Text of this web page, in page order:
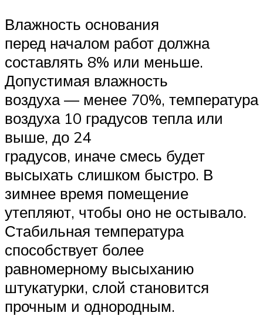
Влажность основания
перед началом работ должна
составлять 8% или меньше.
Допустимая влажность
воздуха — менее 70%, температура
воздуха 10 градусов тепла или
выше, до 24
градусов, иначе смесь будет
высыхать слишком быстро. В
зимнее время помещение
утепляют, чтобы оно не остывало.
Стабильная температура
способствует более
равномерному высыханию
штукатурки, слой становится
прочным и однородным.